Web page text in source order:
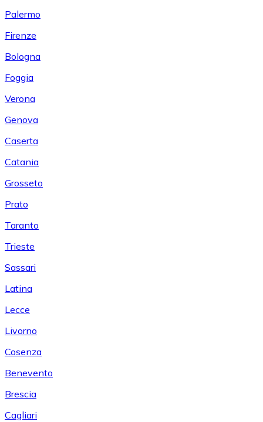
Palermo
Firenze
Bologna
Foggia
Verona
Genova
Caserta
Catania
Grosseto
Prato
Taranto
Trieste
Sassari
Latina
Lecce
Livorno
Cosenza
Benevento
Brescia
Cagliari